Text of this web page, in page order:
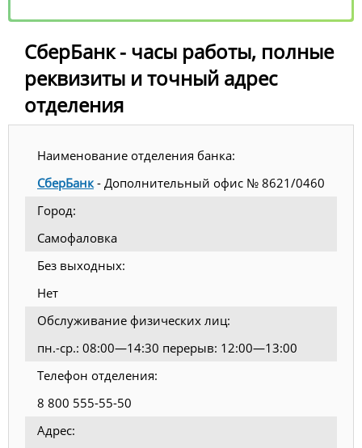
СберБанк - часы работы, полные
реквизиты и точный адрес
отделения
Наименование отделения банка:
СберБанк - Дополнительный офис № 8621/0460
Город:
Самофаловка
Без выходных:
Нет
Обслуживание физических лиц:
пн.-ср.: 08:00—14:30 перерыв: 12:00—13:00
Телефон отделения:
8 800 555-55-50
Адрес: